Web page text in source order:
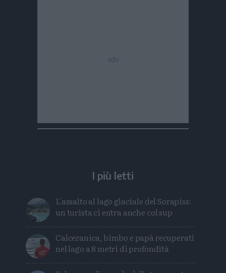
I più letti
L'assalto al lago glaciale del Sorapiss:
un turista ci entra anche col sup
Calceranica, bimbo e papà recuperati
nel lago a 8 metri di profondità